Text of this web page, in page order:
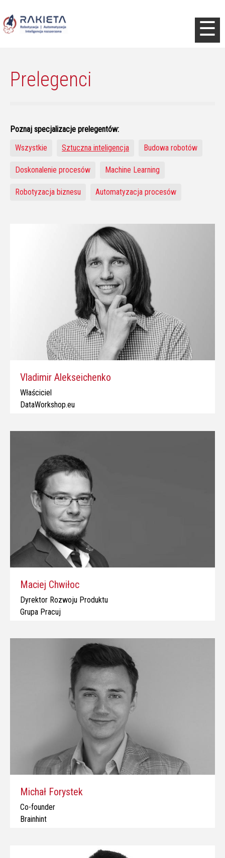
☰
Prelegenci
Poznaj specjalizacje prelegentów:
Wszystkie
Sztuczna inteligencja Budowa robotów
Doskonalenie procesów Machine Learning
Robotyzacja biznesu Automatyzacja procesów
Vladimir Alekseichenko
Właściciel
DataWorkshop.eu
Maciej Chwiłoc
Dyrektor Rozwoju Produktu
Grupa Pracuj
Michał Forystek
Co-founder
Brainhint